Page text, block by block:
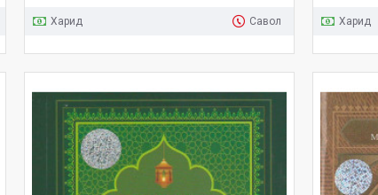
Харид Савол Харид